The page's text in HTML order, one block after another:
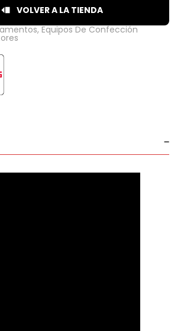
VOLVER A LA TIENDA
,Equipos De Confección